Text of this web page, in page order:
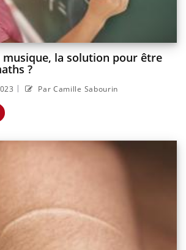
musique, la solution pour être
?
| Par Camille Sabourin